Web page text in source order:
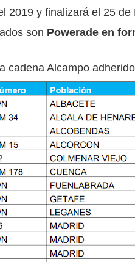
2019 y finalizará el 25 de
son Powerade en
cadena Alcampo